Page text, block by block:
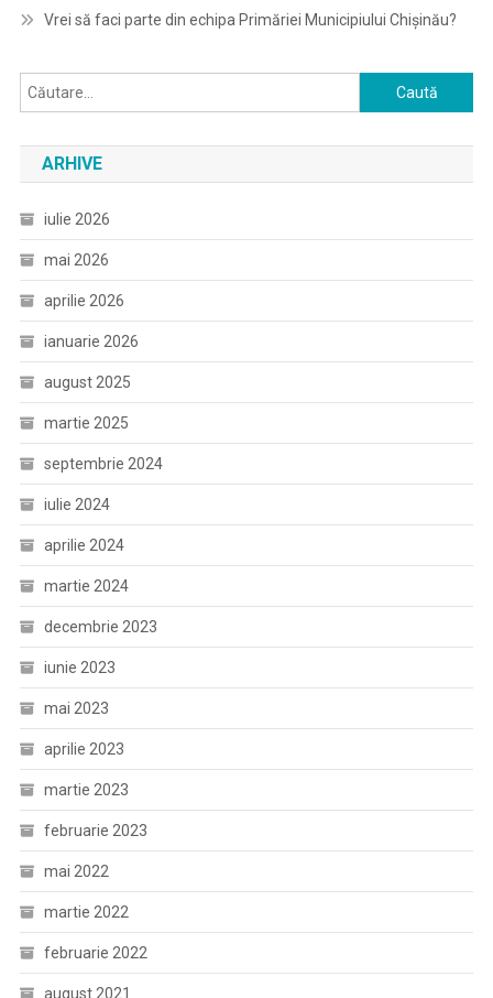
Vrei să faci parte din echipa Primăriei Municipiului Chișinău?
Caută
după:
ARHIVE
iulie 2026
mai 2026
aprilie 2026
ianuarie 2026
august 2025
martie 2025
septembrie 2024
iulie 2024
aprilie 2024
martie 2024
decembrie 2023
iunie 2023
mai 2023
aprilie 2023
martie 2023
februarie 2023
mai 2022
martie 2022
februarie 2022
august 2021